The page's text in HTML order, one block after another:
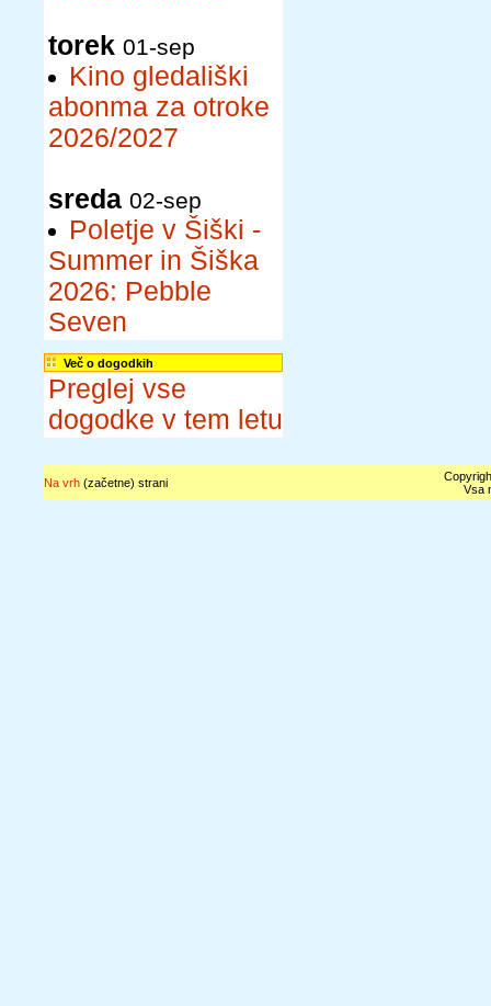
torek 01-sep
Kino gledališki
abonma za otroke
2026/2027
sreda 02-sep
Poletje v Šiški -
Summer in Šiška
2026: Pebble
Seven
Več o dogodkih
Preglej vse
dogodke v tem letu
Na vrh(začetne) strani
Vsa